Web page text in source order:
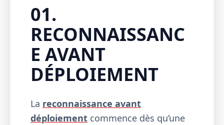
01.
RECONNAISSANC
E AVANT
DÉPLOIEMENT
La reconnaissance avant
déploiement commence dès qu’une